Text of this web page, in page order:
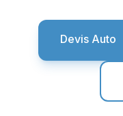
Devis Auto